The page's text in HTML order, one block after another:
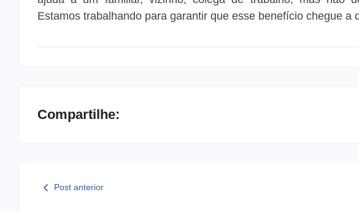
Estamos trabalhando para garantir que esse benefício chegue a
Compartilhe:
Post anterior